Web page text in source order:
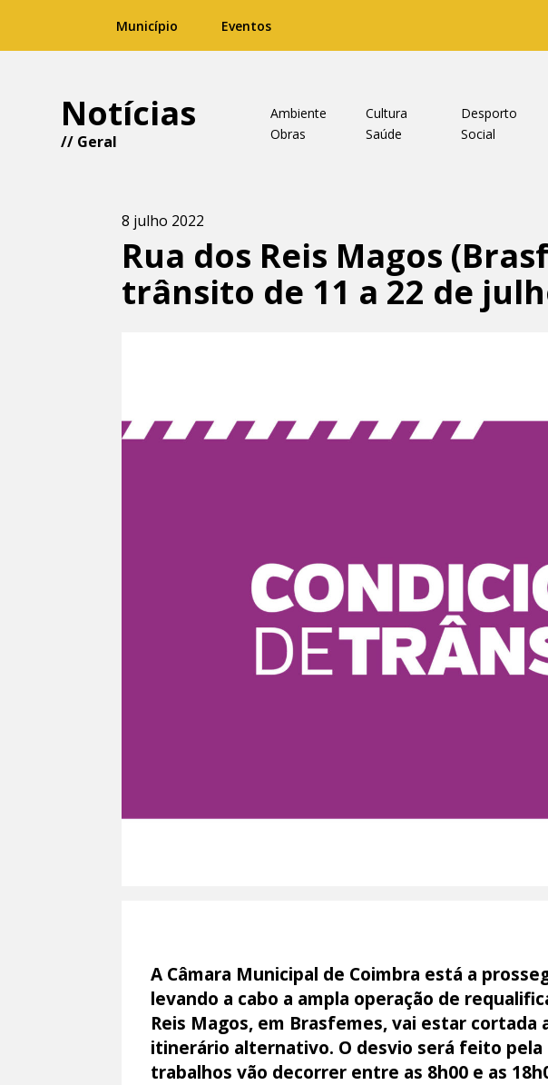
Município Eventos
Notícias
// Geral
Ambiente Cultura Desporto
Obras
Saúde Social
8 julho 2022
Rua dos Reis Magos
trânsito de 11 a 22 de
A Câmara Municipal de Coimbra está a
levando a cabo a ampla operação de
Reis Magos, em Brasfemes, vai estar
itinerário alternativo. O desvio será feito pela
trabalhos vão decorrer entre as 8h00 e as